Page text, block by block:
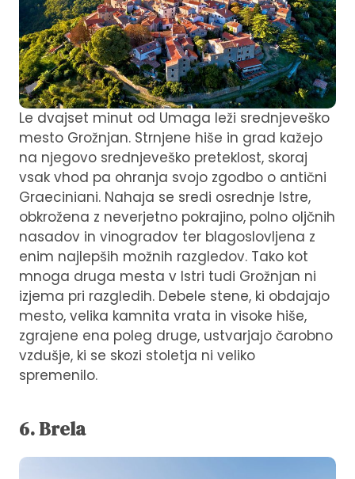
Le dvajset minut od Umaga leži srednjeveško
mesto Grožnjan. Strnjene hiše in grad kažejo
na njegovo srednjeveško preteklost, skoraj
vsak vhod pa ohranja svojo zgodbo o antični
Graeciniani. Nahaja se sredi osrednje Istre,
obkrožena z neverjetno pokrajino, polno oljčnih
nasadov in vinogradov ter blagoslovljena z
enim najlepših možnih razgledov. Tako kot
mnoga druga mesta v Istri tudi Grožnjan ni
izjema pri razgledih. Debele stene, ki obdajajo
mesto, velika kamnita vrata in visoke hiše,
zgrajene ena poleg druge, ustvarjajo čarobno
vzdušje, ki se skozi stoletja ni veliko
spremenilo.
6. Brela